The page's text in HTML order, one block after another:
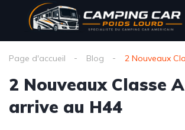
Page d'accueil Blog 2 Nouveaux
2 Nouveaux Classe
arrive au H44